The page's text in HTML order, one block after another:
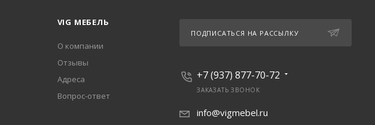
VIG МЕБЕЛЬ
О компании
Отзывы
Адреса
Вопрос-ответ
ПОДПИСАТЬСЯ НА РАССЫЛКУ
+7 (937) 877-70-72
ЗАКАЗАТЬ ЗВОНОК
info@vigmebel.ru